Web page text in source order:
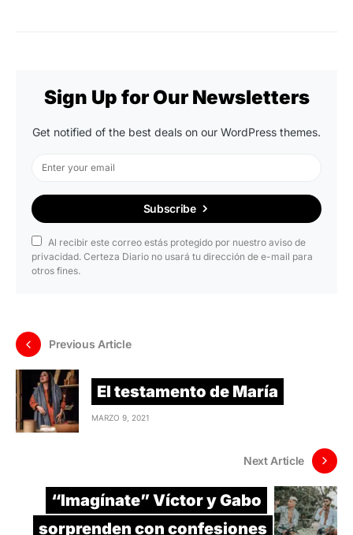
Sign Up for Our Newsletters
Get notified of the best deals on our WordPress themes.
Subscribe
Al recibir este correo estás protegido por nuestro aviso de
privacidad. Certeza Diario no usará tu dirección de e-mail para
otros fines.
Previous Article
El testamento de María
MARZO 9, 2021
Next Article
“Imagínate” Víctor y Gabo
sorprenden con confesiones